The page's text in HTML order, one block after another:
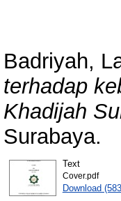
Badriyah,
terhadap
Khadijah
Surabaya.
Text
Cover.pdf
Download